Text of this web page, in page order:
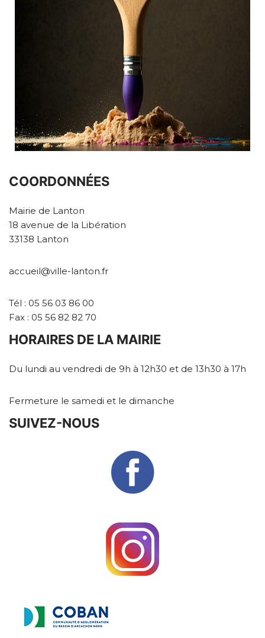
COORDONNÉES
Mairie de Lanton
18 avenue de la Libération
33138 Lanton
accueil@ville-lanton.fr
Tél : 05 56 03 86 00
Fax : 05 56 82 82 70
HORAIRES DE LA MAIRIE
Du lundi au vendredi de 9h à 12h30 et de 13h30 à 17h
Fermeture le samedi et le dimanche
SUIVEZ-NOUS